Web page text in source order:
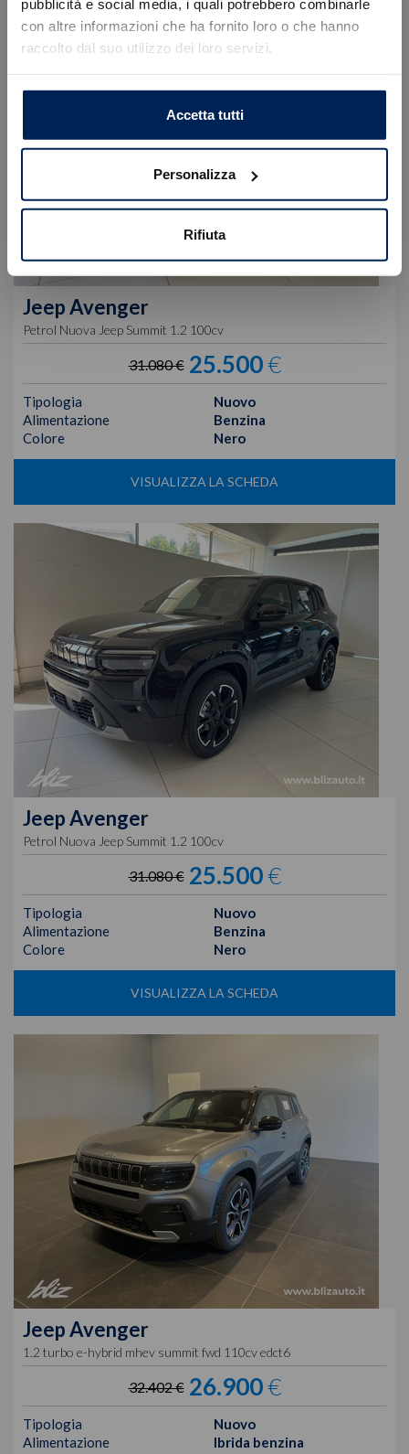
pubblicità e social media, i quali potrebbero combinarle
con altre informazioni che ha fornito loro o che hanno
raccolto dal suo utilizzo dei loro servizi.
Accetta tutti
Personalizza
Rifiuta
JeepAvenger
Petrol Nuova Jeep Summit 1.2 100cv
31.080 € 25.500€
Tipologia
Nuovo
Alimentazione
Benzina
Colore
Nero
VISUALIZZA LA SCHEDA
JeepAvenger
Petrol Nuova Jeep Summit 1.2 100cv
31.080 € 25.500€
Tipologia
Nuovo
Alimentazione
Benzina
Colore
Nero
VISUALIZZA LA SCHEDA
JeepAvenger
1.2 turbo e-hybrid mhev summit fwd 110cv edct6
32.402 € 26.900€
Tipologia
Nuovo
Alimentazione
Ibrida benzina
Caricamento veicoli non riuscito